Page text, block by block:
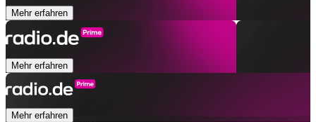
Mehr erfahren
Mehr erfahren
Mehr erfahren